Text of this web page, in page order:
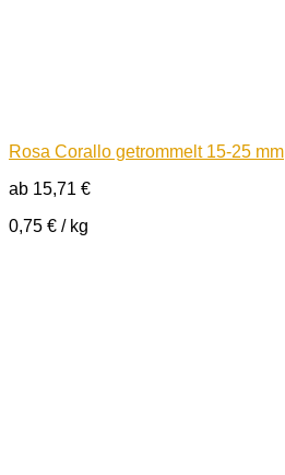
Rosa Corallo getrommelt 15-25 mm
ab 15,71 €
0,75 € / kg